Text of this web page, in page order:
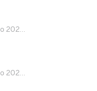
Business Travel gennaio 2026: dati in crescita
Business Travel: bilancio 2025 e outlook 2026